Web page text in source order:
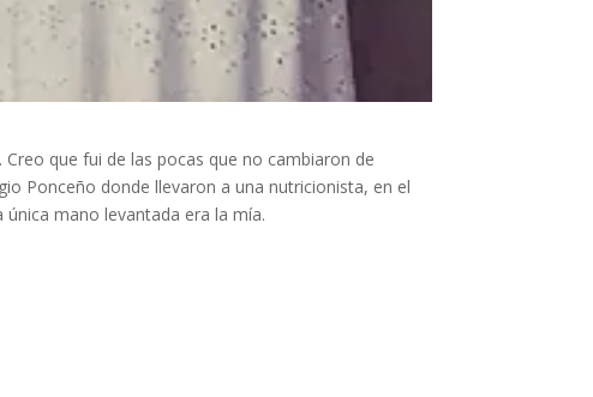
que fui de las pocas que no cambiaron de
Ponceño donde llevaron a una nutricionista, en el
mano levantada era la mía.